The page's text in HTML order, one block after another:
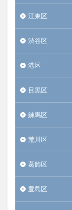
江東区
渋谷区
港区
目黒区
練馬区
荒川区
葛飾区
豊島区